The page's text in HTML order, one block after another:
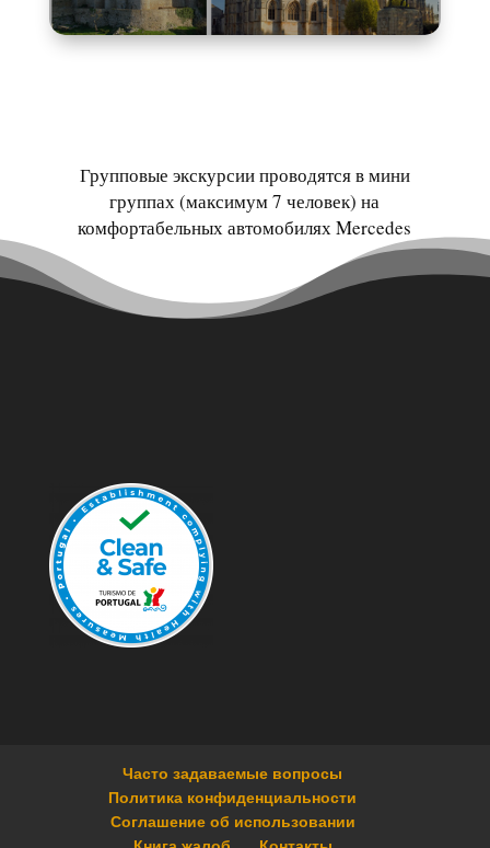
Групповые экскурсии проводятся в мини
группах (максимум 7 человек) на
комфортабельных автомобилях Mercedes
Часто задаваемые вопросы
Политика конфиденциальности
Соглашение об использовании